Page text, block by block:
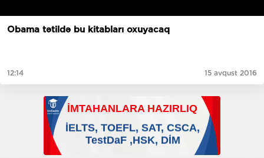
Obama tətildə bu kitabları oxuyacaq
12:14 15 avqust 2016